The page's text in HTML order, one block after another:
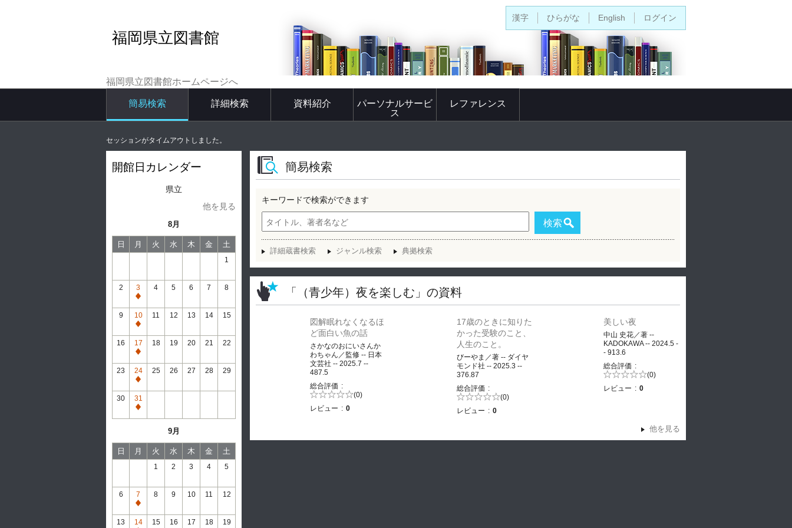
福岡県立図書館
福岡県立図書館ホームページへ
簡易検索 詳細検索 資料紹介
パーソナルサービ
ス
レファレンス
漢字 ひらがな English ログイン
セッションがタイムアウトしました。
開館日カレンダー
県立
他を見る
8月
日 月 火 水 木 金 土
1
2
3
通
常
休
館
4 5 6 7 8
9
10
通
常
休
館
11 12 13 14 15
16
17
通
常
休
館
18 19 20 21 22
23
24
通
常
休
館
25 26 27 28 29
30
31
通
館
9月
日 月 火 水 木 金 土
1 2 3 4 5
6
7
通
常
8 9 10 11 12
13 14 15 16 17 18 19
簡易検索
キーワードで検索ができます
検索
詳細蔵書検索 ジャンル検索 典拠検索
「（青少年）夜を楽しむ」の資料
図解眠れなくなるほ
ど面白い魚の話
さかなのおにいさんか
わちゃん／監修 -- 日本
文芸社 -- 2025.7 --
487.5
総合評価
5段階評価の (0)
レビュー
0
17歳のときに知りた
かった受験のこと、
人生のこと。
びーやま／著 -- ダイヤ
モンド社 -- 2025.3 --
376.87
総合評価
5段階評価の (0)
レビュー
0
美しい夜
中山 史花／著 --
KADOKAWA -- 2024.5 -
- 913.6
総合評価
5段階評価の (0)
レビュー
0
他を見る